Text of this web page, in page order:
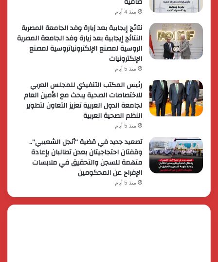
منذ 4 أيام
نتائج إيجابية بعد زيارة وفد الجامعة المصرية
النتائج إيجابية بعد زيارة وفد الجامعة المصرية
الروسية لمصنع الإلكترونياتروسية لمصنع
الإلكترونيات
منذ 5 أيام
رئيس المكتب التنفيذي للمجلس العربي
للاختصاصات الصحية يبحث مع الأمين العام
لجامعة الدول العربية تعزيز التعاون لتطوير
النظم الصحية العربية
منذ 5 أيام
تصعيد جديد في قضية “أنجل الشعيبي”..
وقفتان احتجاجيتان بعدن تطالبان بإعادة
متهمة للسجن والتحقيق في ملابسات
الإفراج عن المحكومين
منذ 5 أيام